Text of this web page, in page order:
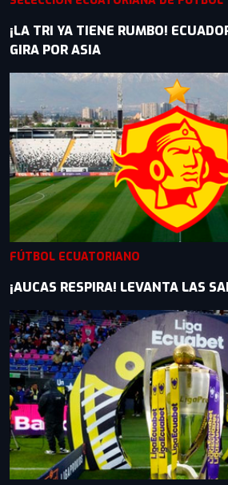
¡LA TRI YA TIENE RUMBO!
GIRA POR ASIA
FÚTBOL ECUATORIANO
¡AUCAS RESPIRA! LEVANTA LAS